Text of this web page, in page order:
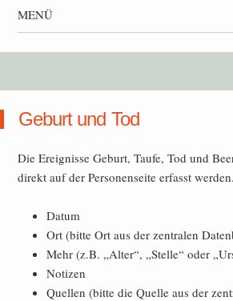
MENÜ
Geburt und Tod
Die Ereignisse Geburt, Taufe, Tod und
direkt auf der Personenseite erfasst
Datum
Ort (bitte Ort aus der zentralen
Mehr (z.B. „Alter“, „Stelle“ oder
Notizen
Quellen (bitte die Quelle aus der